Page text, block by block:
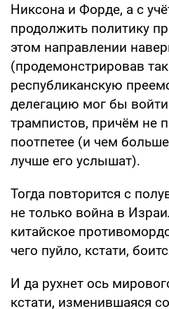
Никсона и Форде, а с
продолжить политику
этом направлении
(продемонстрировав
республиканскую
делегацию мог бы войти
трампистов, причём не
поотпетее (и чем
лучше его услышат).
Тогда повторится с
не только война в
китайское
чего пуйло, кстати,
И да рухнет ось
кстати, изменившаяся